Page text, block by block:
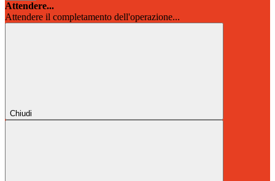
Attendere...
Attendere il completamento dell'operazione...
Chiudi